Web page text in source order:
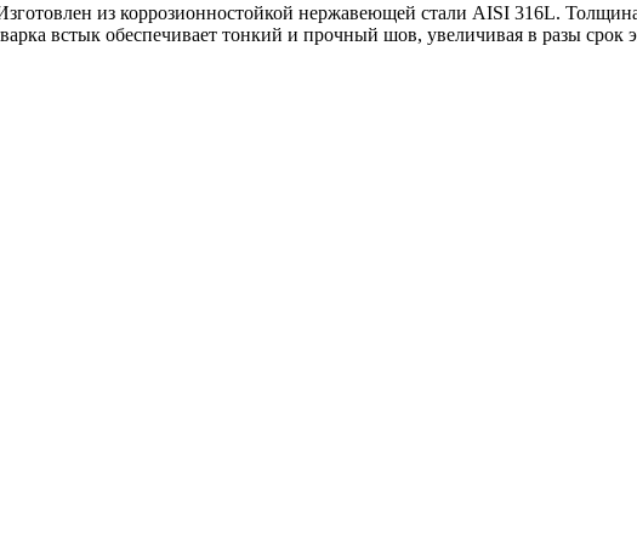
из коррозионностойкой нержавеющей стали AISI 316L.
встык обеспечивает тонкий и прочный шов, увеличивая в разы срок